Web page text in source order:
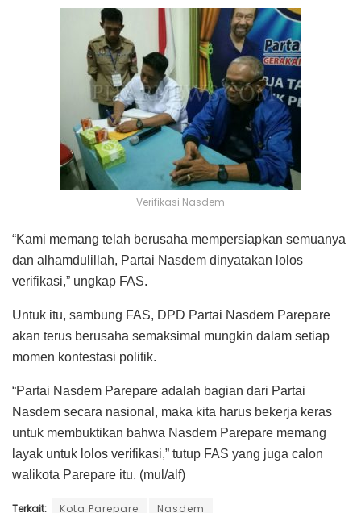
Verifikasi Nasdem
“Kami memang telah berusaha mempersiapkan semuanya
dan alhamdulillah, Partai Nasdem dinyatakan lolos
verifikasi,” ungkap FAS.
Untuk itu, sambung FAS, DPD Partai Nasdem Parepare
akan terus berusaha semaksimal mungkin dalam setiap
momen kontestasi politik.
“Partai Nasdem Parepare adalah bagian dari Partai
Nasdem secara nasional, maka kita harus bekerja keras
untuk membuktikan bahwa Nasdem Parepare memang
layak untuk lolos verifikasi,” tutup FAS yang juga calon
walikota Parepare itu. (mul/alf)
Terkait: Kota Parepare Nasdem